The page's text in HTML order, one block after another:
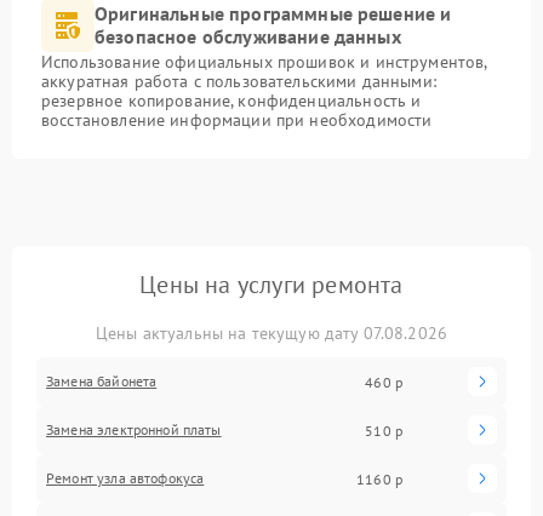
Оригинальные программные решение и
безопасное обслуживание данных
Использование официальных прошивок и инструментов,
аккуратная работа с пользовательскими данными:
резервное копирование, конфиденциальность и
восстановление информации при необходимости
Цены на услуги ремонта
Цены актуальны на текущую дату 07.08.2026
Замена байонета 460 р
Замена электронной платы 510 р
Ремонт узла автофокуса 1160 р